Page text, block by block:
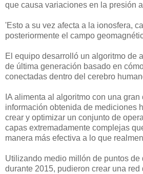
que causa variaciones en la presión
'Esto a su vez afecta a la ionosfera,
posteriormente el campo
El equipo desarrolló un algoritmo de
de última generación basado en
conectadas dentro del cerebro
IA alimenta al algoritmo con una gran
información obtenida de mediciones
crear y optimizar un conjunto de
capas extremadamente complejas
manera más efectiva a lo que
Utilizando medio millón de puntos de
durante 2015, pudieron crear una red